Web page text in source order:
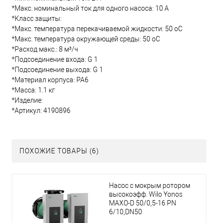
*Макс. номинальный ток для одного насоса: 10 А
*Класс защиты:
*Макс. температура перекачиваемой жидкости : 50 oC
*Макс. температура окружающей среды: 50 oC
*Расход макс.: 8 м³/ч
*Подсоединение входа: G 1
*Подсоединение выхода: G 1
*Материал корпуса : PA6
*Масса: 1.1 кг
*Изделие:
*Артикул: 4190896
ПОХОЖИЕ ТОВАРЫ (6)
Насос с мокрым ротором
высокоэфф. Wilo Yonos
MAXO-D 50/0,5-16 PN
6/10,DN50